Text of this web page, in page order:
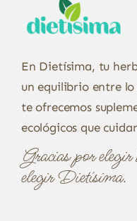
En Dietísima, tu
un equilibrio entre
te ofrecemos
ecológicos que
Gracias por elegir
elegir Dietísima.